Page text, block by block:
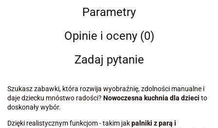
Parametry
Opinie i oceny (0)
Zadaj pytanie
Szukasz zabawki, która rozwija wyobraźnię, zdolności manualne i
daje dziecku mnóstwo radości? Nowoczesna kuchnia dla dzieci to
doskonały wybór.
Dzięki realistycznym funkcjom - takim jakpalniki z parą i